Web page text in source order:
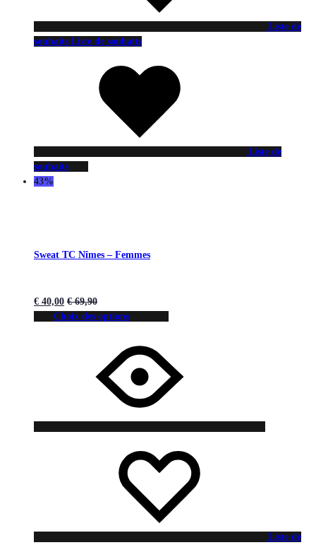
Liste de
souhaits Liste de souhaits
Liste de
souhaits
43%
Sweat TC Nîmes – Femmes
€ 40,00 €69,90
Choix des options
Liste de